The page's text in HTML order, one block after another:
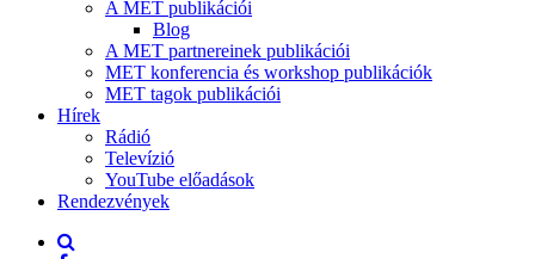
A MET publikációi
Blog
A MET partnereinek publikációi
MET konferencia és workshop publikációk
MET tagok publikációi
Hírek
Rádió
Televízió
YouTube előadások
Rendezvények